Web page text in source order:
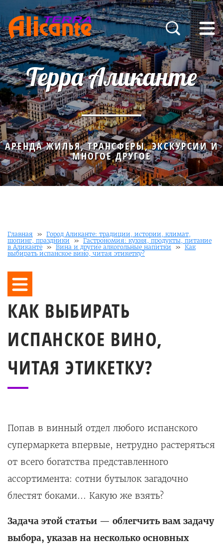
Терра Аликанте
АРЕНДА ЖИЛЬЯ, ТРАНСФЕРЫ, ЭКСКУРСИИ И
МНОГОЕ ДРУГОЕ
Главная » Город Аликанте: традиции, истории, климат,
шопинг, праздники » Гастрономия: кухня, продукты, питание
в Аликанте » Вина и другие алкогольные напитки » Как
выбирать испанское вино, читая этикетку?
КАК ВЫБИРАТЬ
ИСПАНСКОЕ ВИНО,
ЧИТАЯ ЭТИКЕТКУ?
Попав в винный отдел любого испанского
супермаркета впервые, нетрудно растеряться
от всего богатства представленного
ассортимента: сотни бутылок загадочно
блестят боками... Какую же взять?
Задача этой статьи — облегчить вам задачу
выбора, указав на несколько основных